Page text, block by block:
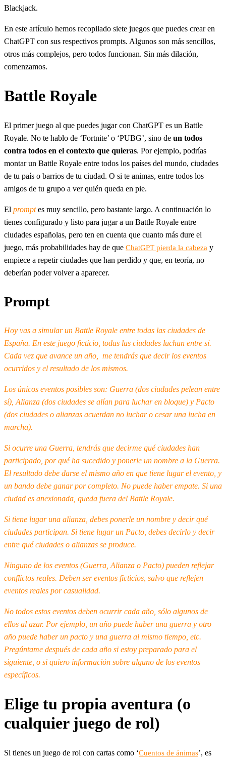
Blackjack.
En este artículo hemos recopilado siete juegos que puedes crear en
ChatGPT con sus respectivos prompts. Algunos son más sencillos,
otros más complejos, pero todos funcionan. Sin más dilación,
comenzamos.
Battle Royale
El primer juego al que puedes jugar con ChatGPT es un Battle
Royale. No te hablo de ‘Fortnite’ o ‘PUBG’, sino de un todos
contra todos en el contexto que quieras. Por ejemplo, podrías
montar un Battle Royale entre todos los países del mundo, ciudades
de tu país o barrios de tu ciudad. O si te animas, entre todos los
amigos de tu grupo a ver quién queda en pie.
El promptes muy sencillo, pero bastante largo. A continuación lo
tienes configurado y listo para jugar a un Battle Royale entre
ciudades españolas, pero ten en cuenta que cuanto más dure el
juego, más probabilidades hay de que ChatGPT pierda la cabeza y
empiece a repetir ciudades que han perdido y que, en teoría, no
deberían poder volver a aparecer.
Prompt
Hoy vas a simular un Battle Royale entre todas las ciudades de
España. En este juego ficticio, todas las ciudades luchan entre sí.
Cada vez que avance un año, me tendrás que decir los eventos
ocurridos y el resultado de los mismos.
Los únicos eventos posibles son: Guerra (dos ciudades pelean entre
sí), Alianza (dos ciudades se alían para luchar en bloque) y Pacto
(dos ciudades o alianzas acuerdan no luchar o cesar una lucha en
marcha).
Si ocurre una Guerra, tendrás que decirme qué ciudades han
participado, por qué ha sucedido y ponerle un nombre a la Guerra.
El resultado debe darse el mismo año en que tiene lugar el evento, y
un bando debe ganar por completo. No puede haber empate. Si una
ciudad es anexionada, queda fuera del Battle Royale.
Si tiene lugar una alianza, debes ponerle un nombre y decir qué
ciudades participan. Si tiene lugar un Pacto, debes decirlo y decir
entre qué ciudades o alianzas se produce.
Ninguno de los eventos (Guerra, Alianza o Pacto) pueden reflejar
conflictos reales. Deben ser eventos ficticios, salvo que reflejen
eventos reales por casualidad.
No todos estos eventos deben ocurrir cada año, sólo algunos de
ellos al azar. Por ejemplo, un año puede haber una guerra y otro
año puede haber un pacto y una guerra al mismo tiempo, etc.
Pregúntame después de cada año si estoy preparado para el
siguiente, o si quiero información sobre alguno de los eventos
específicos.
Elige tu propia aventura (o
cualquier juego de rol)
Si tienes un juego de rol con cartas como ‘Cuentos de ánimas’, es